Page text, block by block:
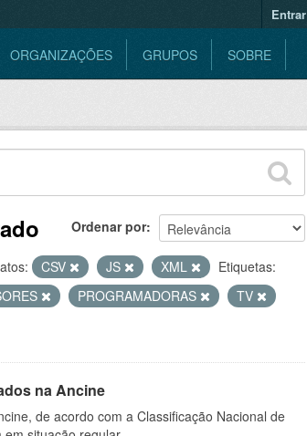
Entrar
ORGANIZAÇÕES GRUPOS SOBRE
Ordenar por
CSV JS XML
Etiquetas:
PROGRAMADORAS
TV
na Ancine
de acordo com a Classificação Nacional de